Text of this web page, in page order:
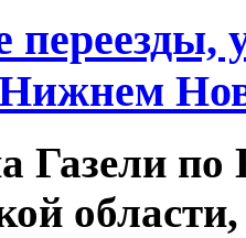
Газели